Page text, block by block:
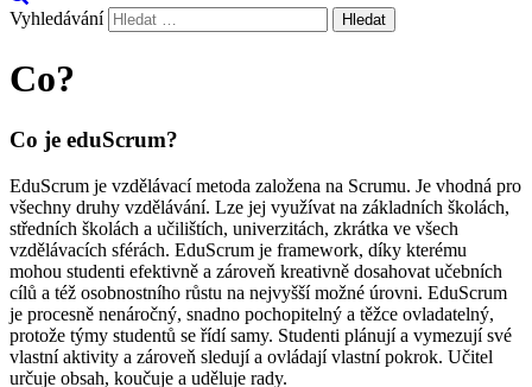
Vyhledávání
Co?
Co je eduScrum?
EduScrum je vzdělávací metoda založena na Scrumu. Je vhodná pro
všechny druhy vzdělávání. Lze jej využívat na základních školách,
středních školách a učilištích, univerzitách, zkrátka ve všech
vzdělávacích sférách. EduScrum je framework, díky kterému
mohou studenti efektivně a zároveň kreativně dosahovat učebních
cílů a též osobnostního růstu na nejvyšší možné úrovni. EduScrum
je procesně nenáročný, snadno pochopitelný a těžce ovladatelný,
protože týmy studentů se řídí samy. Studenti plánují a vymezují své
vlastní aktivity a zároveň sledují a ovládají vlastní pokrok. Učitel
určuje obsah, koučuje a uděluje rady.